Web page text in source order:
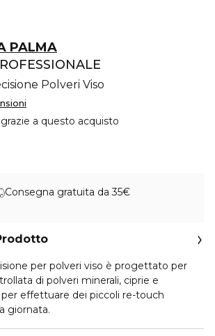
PALMA
Polveri Viso
grazie a questo acquisto
Consegna gratuita da 35€
per polveri viso è progettato per
di polveri minerali, ciprie e
effettuare dei piccoli re-touch
giornata.